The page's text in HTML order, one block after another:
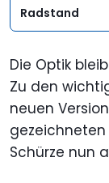
Radstand
Die Optik
Zu den
neuen
Schürze nun